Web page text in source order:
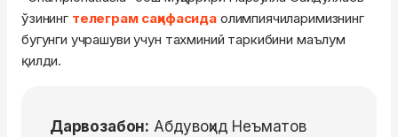
ўзинингтелеграм саҳифасидаолимпиячиларимизнинг
бугунги учрашуви учун тахминий таркибини маълум
қилди.
Дарвозабон: Абдувоҳид Неъматов